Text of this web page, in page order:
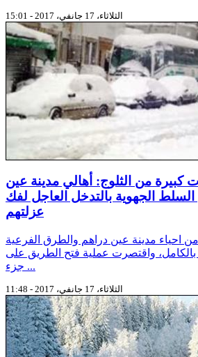
الثلاثاء، 17 جانفي، 2017 - 15:01
كبيرة من الثلوج: أهالي مدينة عين
الجهوية بالتدخل العاجل لفك
عزلتهم
احياء مدينة عين دراهم والطرق الفرعية
بالكامل، واقتصرت عملية فتح الطريق على
جزء ...
الثلاثاء، 17 جانفي، 2017 - 11:48